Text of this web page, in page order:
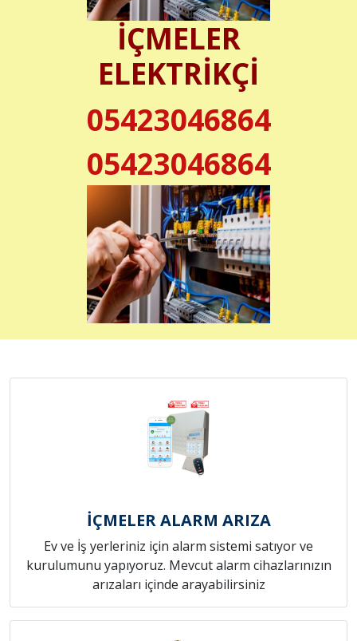
İÇMELER
ELEKTRİKÇİ
05423046864
05423046864
İÇMELER ALARM ARIZA
Ev ve İş yerleriniz için alarm sistemi satıyor ve
kurulumunu yapıyoruz. Mevcut alarm cihazlarınızın
arızaları içinde arayabilirsiniz